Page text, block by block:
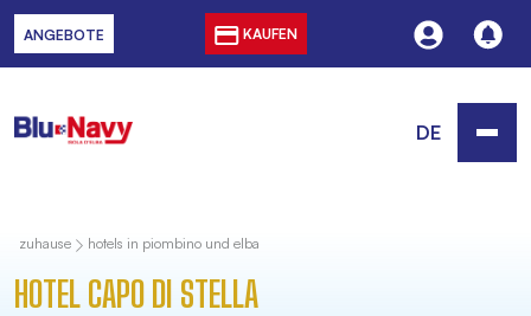
ANGEBOTE KAUFEN
DE
zuhause hotels in piombino und elba
HOTEL CAPO DI STELLA